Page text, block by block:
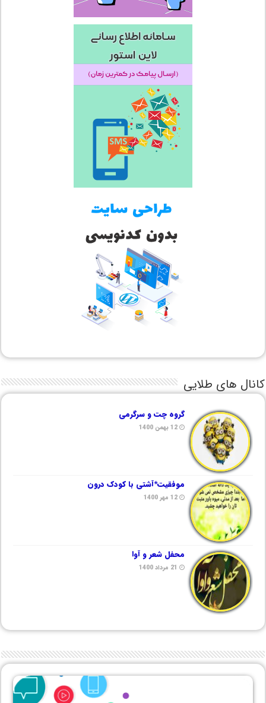
کانال های طلایی
گروه چت و سرگرمی
12 بهمن 1400
موفقیت*آشتی با کودک درون
12 مهر 1400
محفل شعر و آوا
21 مرداد 1400